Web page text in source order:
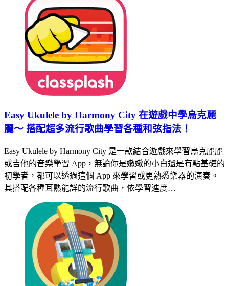
Easy Ukulele by Harmony City 在遊戲中學烏克麗
麗～ 搭配超多流行歌曲學習各種和弦指法！
Easy Ukulele by Harmony City 是一款結合遊戲來學習烏克麗麗
或吉他的音樂學習 App，無論你是嫩嫩的小白還是有點基礎的
初學者，都可以透過這個 App 來學習或更熟悉樂器的演奏。
其搭配各種耳熟能詳的流行歌曲，依學習進度…